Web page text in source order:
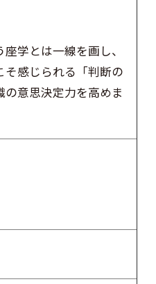
学とは一線を画し、
感じられる「判断の
意思決定力を高めま